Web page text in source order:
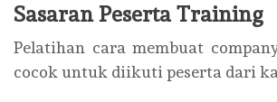
Sasaran Peserta Training
Pelatihan cara membuat
cocok untuk diikuti peserta dari